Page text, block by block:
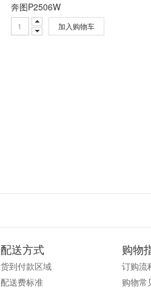
奔图P2506W
加入购物车
配送方式
货到付款区域
配送费标准
购物
订购流
购物常